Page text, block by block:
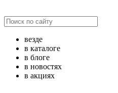
везде
в каталоге
в блоге
в новостях
в акциях